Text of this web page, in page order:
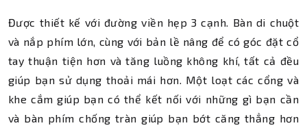
Được thiết kế với đường viền hẹp 3 cạnh. Bàn di chuột
và nắp phím lớn, cùng với bản lề nâng để có góc đặt cổ
tay thuận tiện hơn và tăng luồng không khí, tất cả đều
giúp bạn sử dụng thoải mái hơn. Một loạt các cổng và
khe cắm giúp bạn có thể kết nối với những gì bạn cần
và bàn phím chống tràn giúp bạn bớt căng thẳng hơn